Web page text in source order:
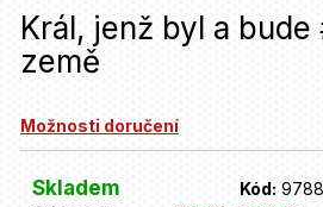
Král, jenž byl a bude
země
Možnosti doručení
Skladem Kód:
n
a
í